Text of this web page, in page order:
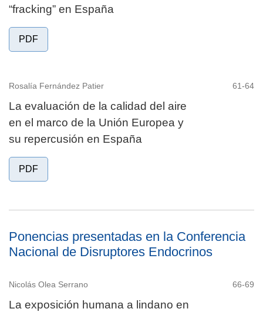
“fracking” en España
PDF
Rosalía Fernández Patier 61-64
La evaluación de la calidad del aire
en el marco de la Unión Europea y
su repercusión en España
PDF
Ponencias presentadas en la Conferencia
Nacional de Disruptores Endocrinos
Nicolás Olea Serrano 66-69
La exposición humana a lindano en